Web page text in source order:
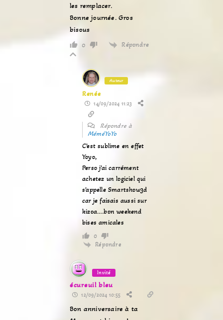
les remplacer.
Bonne journée. Gros
bisous
0 Répondre
Auteur
Renée
14/09/2024 11:23
Répondre à
MéméYoYo
C’est sublime en effet
Yoyo,
Perso j’ai carrément
achetez un logiciel qui
s’appelle Smartshow3d
car je faisais aussi sur
kizoa….bon weekend
bises amicales
0
Répondre
Invité
écureuil bleu
12/09/2024 10:55
Bon anniversaire à ta